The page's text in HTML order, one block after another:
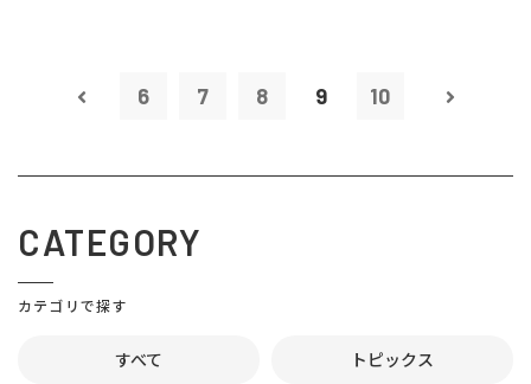
6 7 8 9 10
CATEGORY
カテゴリで探す
すべて トピックス